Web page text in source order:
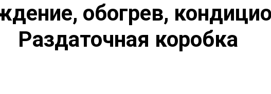
обогрев,
Раздаточная коробка